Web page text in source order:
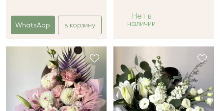
WhatsApp в корзину
Нет в
наличии